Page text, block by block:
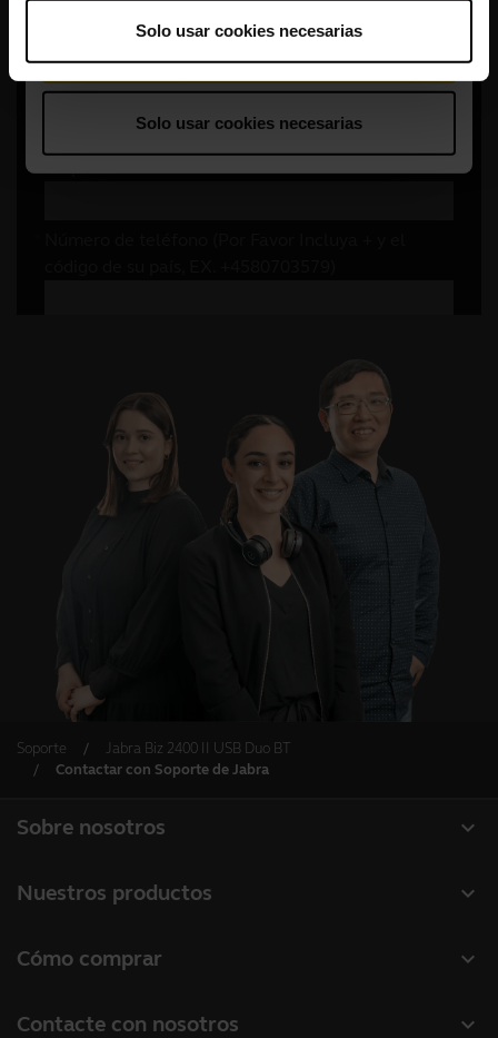
Solo usar cookies necesarias
Soporte
Jabra Biz 2400 II USB Duo BT
Contactar con Soporte de Jabra
expand_more
Sobre nosotros
Sostenibilidad
expand_more
Nuestros productos
Cámaras de conferencia
expand_more
Cómo comprar
expand_more
Contacte con nosotros